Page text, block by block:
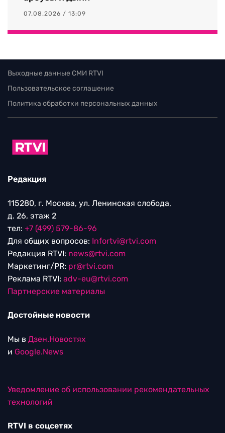
07.08.2026 / 13:09
Выходные данные СМИ RTVI
Пользовательское соглашение
Политика обработки персональных данных
Редакция
115280, г. Москва, ул. Ленинская слобода,
д. 26, этаж 2
тел: +7 (499) 579-86-96
Для общих вопросов: Infortvi@rtvi.com
Редакция RTVI: news@rtvi.com
Маркетинг/PR: pr@rtvi.com
Реклама RTVI: adv-eu@rtvi.com
Партнерские материалы
Достойные новости
Мы в Дзен.Новостях
и Google.News
Уведомление об использовании рекомендательных
технологий
RTVI в соцсетях